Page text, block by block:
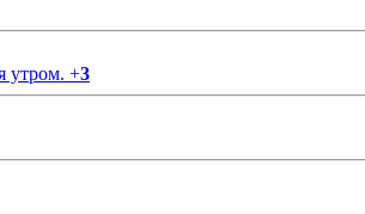
утром. +3